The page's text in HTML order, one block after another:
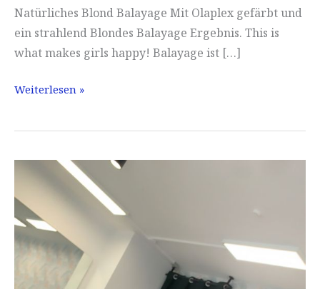
Natürliches Blond Balayage Mit Olaplex gefärbt und
ein strahlend Blondes Balayage Ergebnis. This is
what makes girls happy! Balayage ist […]
Естествено
балаяж
Weiterlesen »